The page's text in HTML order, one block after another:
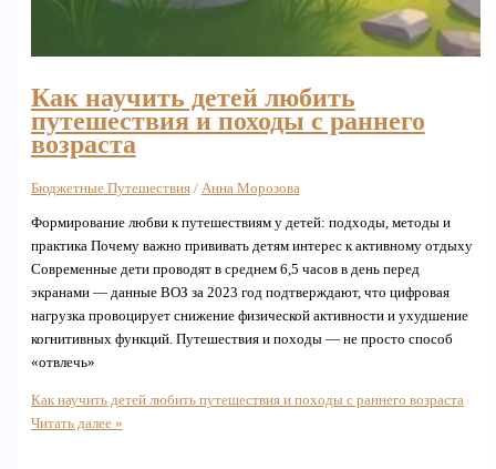
Как научить детей любить
путешествия и походы с раннего
возраста
Бюджетные Путешествия/ Анна Морозова
Формирование любви к путешествиям у детей: подходы, методы и
практика Почему важно прививать детям интерес к активному отдыху
Современные дети проводят в среднем 6,5 часов в день перед
экранами — данные ВОЗ за 2023 год подтверждают, что цифровая
нагрузка провоцирует снижение физической активности и ухудшение
когнитивных функций. Путешествия и походы — не просто способ
«отвлечь»
Как научить детей любить путешествия и походы с раннего возраста
Читать далее »